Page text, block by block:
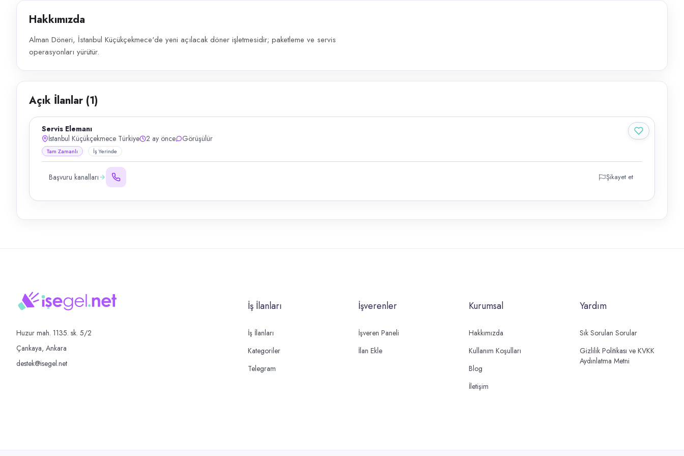
Hakkımızda
Alman Döneri, İstanbul Küçükçekmece'de yeni açılacak döner işletmesidir; paketleme ve servis
operasyonları yürütür.
Açık İlanlar (1)
Servis Elemanı
İstanbul Küçükçekmece Türkiye
2 ay önce Görüşülür
Tam Zamanlı İş Yerinde
Başvuru kanalları Şikayet et
Huzur mah. 1135. sk. 5/2
Çankaya, Ankara
destek@isegel.net
İş İlanları
İş İlanları
Kategoriler
Telegram
İşverenler
İşveren Paneli
İlan Ekle
Kurumsal
Hakkımızda
Kullanım Koşulları
Blog
İletişim
Yardım
Sık Sorulan Sorular
Gizlilik Politikası ve KVKK
Aydınlatma Metni